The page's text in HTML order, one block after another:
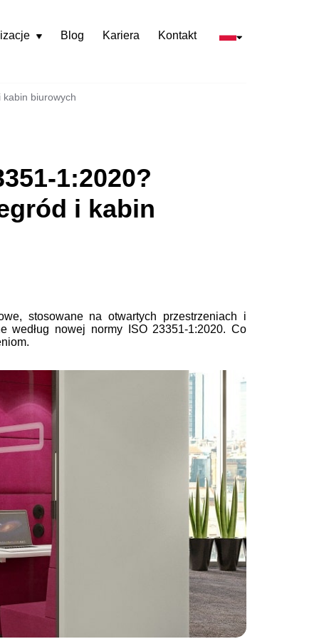
Rozwiń
Blog Kariera Kontakt
biurowych
1:2020?
i kabin
stosowane na otwartych przestrzeniach i
nowej normy ISO 23351-1:2020. Co